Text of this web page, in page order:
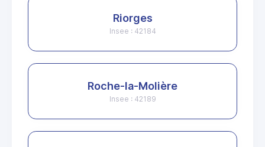
Riorges
Insee : 42184
Roche-la-Molière
Insee : 42189